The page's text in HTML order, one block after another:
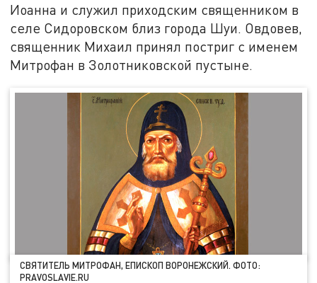
Иоанна и служил приходским священником в
селе Сидоровском близ города Шуи. Овдовев,
священник Михаил принял постриг с именем
Митрофан в Золотниковской пустыне.
СВЯТИТЕЛЬ МИТРОФАН, ЕПИСКОП ВОРОНЕЖСКИЙ. ФОТО:
PRAVOSLAVIE.RU